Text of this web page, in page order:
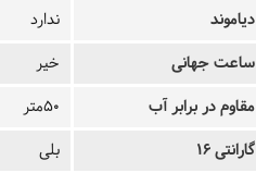
دیاموند
ندارد
ساعت جهانی
خیر
مقاوم در برابر آب
50متر
گارانتی 16
بلی